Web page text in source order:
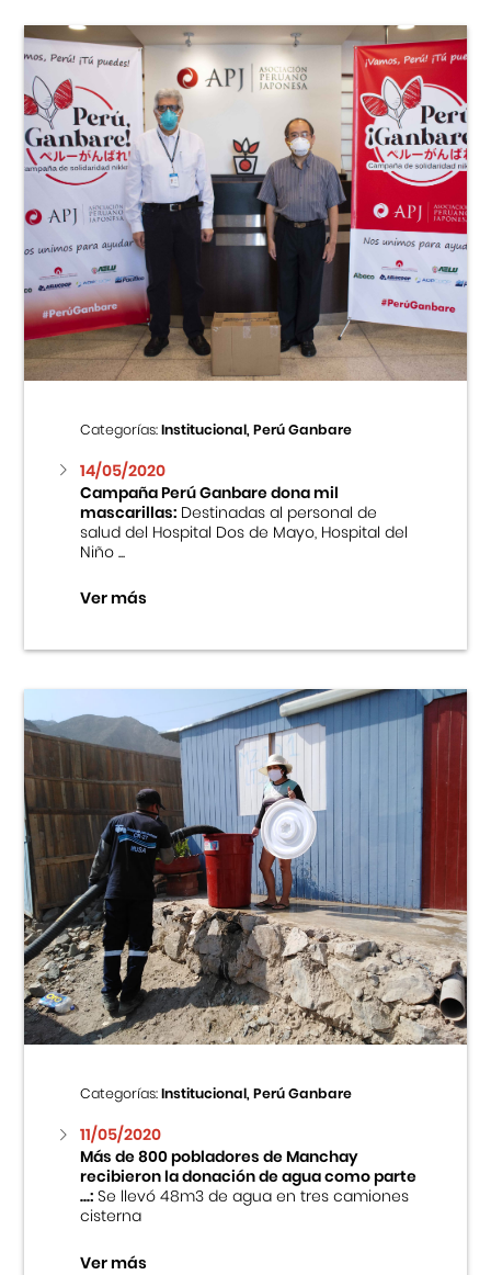
Categorías:Institucional, Perú Ganbare
14/05/2020
Campaña Perú Ganbare dona mil
mascarillas:Destinadas al personal de
salud del Hospital Dos de Mayo, Hospital del
Niño ...
Ver más
Categorías:Institucional, Perú Ganbare
11/05/2020
Más de 800 pobladores de Manchay
recibieron la donación de agua como parte
...:Se llevó 48m3 de agua en tres camiones
cisterna
Ver más